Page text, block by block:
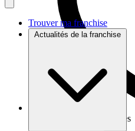
Trouver ma franchise
Actualités de la franchise
Vos données sont protégées